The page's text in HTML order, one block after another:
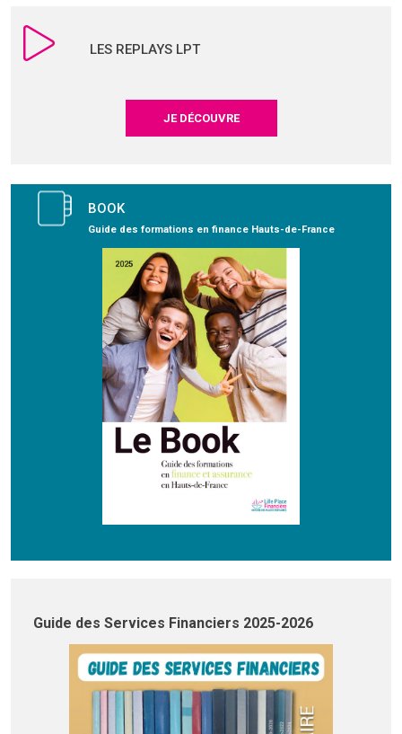
LES REPLAYS LPT
JE DÉCOUVRE
BOOK
Guide des formations en finance Hauts-de-France
Guide des Services Financiers 2025-2026